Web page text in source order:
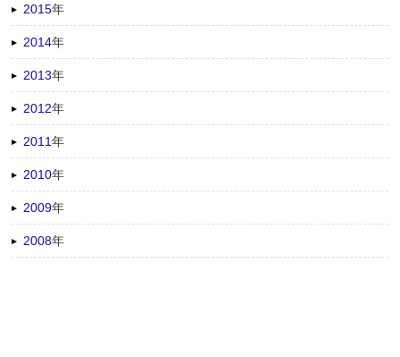
2015年
2014年
2013年
2012年
2011年
2010年
2009年
2008年